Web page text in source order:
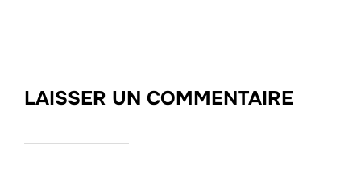
LAISSER UN COMMENTAIRE